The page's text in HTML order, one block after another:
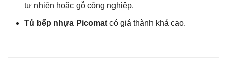
tự nhiên hoặc gỗ công nghiệp.
Tủ bếp nhựa Picomatcó giá thành khá cao.